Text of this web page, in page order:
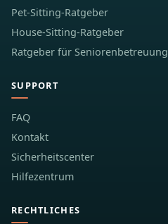
Pet-Sitting-Ratgeber
House-Sitting-Ratgeber
Ratgeber für Seniorenbetreuung
SUPPORT
FAQ
Kontakt
Sicherheitscenter
Hilfezentrum
RECHTLICHES